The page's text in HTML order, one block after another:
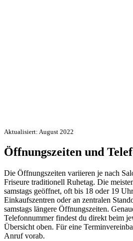
Aktualisiert: August 2022
Öffnungszeiten und
Die Öffnungszeiten variieren je nach
Friseure traditionell Ruhetag. Die
samstags geöffnet, oft bis 18 oder 19
Einkaufszentren oder an zentralen
samstags längere Öffnungszeiten.
Telefonnummer findest du direkt beim
Übersicht oben. Für eine
Anruf vorab.